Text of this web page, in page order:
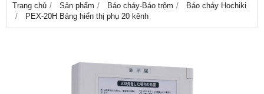
Trang chủ Sản phẩm Báo cháy-Báo trộm
Báo cháy Hochiki
PEX-20H Bảng hiển thị phụ 20 kênh